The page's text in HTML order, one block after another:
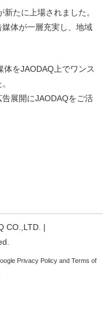
たに上場されました。
体が一層充実し、地域
をJAODAQ上でワンス
展開にJAODAQをご活
CO.,LTD. |
Privacy Policy and Terms of